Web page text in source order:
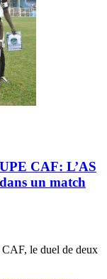
CAF: L’AS
un match
le duel de deux